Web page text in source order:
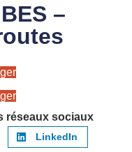
–
réseaux sociaux
LinkedIn